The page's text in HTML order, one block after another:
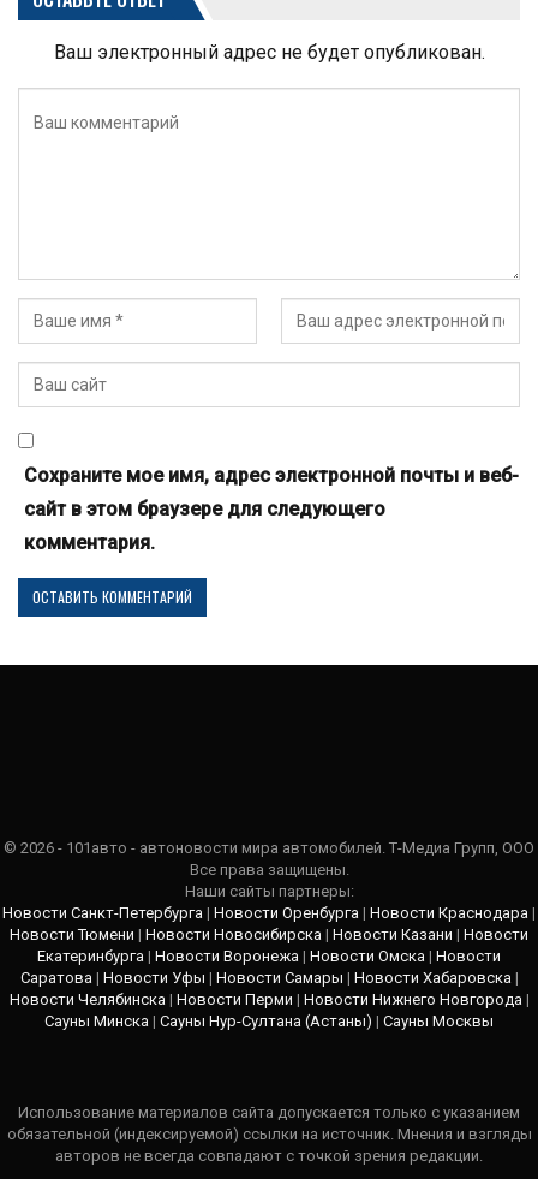
Ваш электронный адрес не будет опубликован.
Сохраните мое имя, адрес электронной почты и веб-
сайт в этом браузере для следующего
комментария.
© 2026 - 101авто - автоновости мира автомобилей. Т-Медиа Групп, ООО
Все права защищены.
Наши сайты партнеры:
Новости Санкт-Петербурга | Новости Оренбурга | Новости Краснодара |
Новости Тюмени | Новости Новосибирска | Новости Казани | Новости
Екатеринбурга | Новости Воронежа | Новости Омска | Новости
Саратова| Новости Уфы | Новости Самары | Новости Хабаровска|
Новости Челябинска| Новости Перми | Новости Нижнего Новгорода|
Сауны Минска | Сауны Нур-Султана (Астаны) | Сауны Москвы
Использование материалов сайта допускается только с указанием
обязательной (индексируемой) ссылки на источник. Мнения и взгляды
авторов не всегда совпадают с точкой зрения редакции.